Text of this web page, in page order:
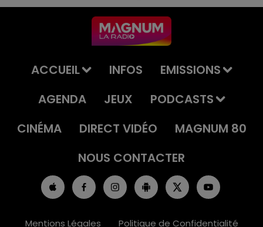
ACCUEIL INFOS
EMISSIONS
AGENDA
JEUX
PODCASTS
CINÉMA
DIRECT VIDÉO
MAGNUM 80
NOUS CONTACTER
Mentions Légales Politique de Confidentialité